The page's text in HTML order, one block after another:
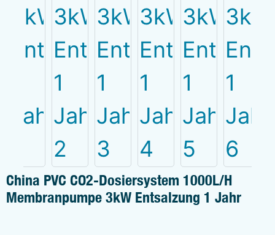
China PVC CO2-Dosiersystem 1000L/h
Membranpumpe 3kW Entsalzung 1 Jahr